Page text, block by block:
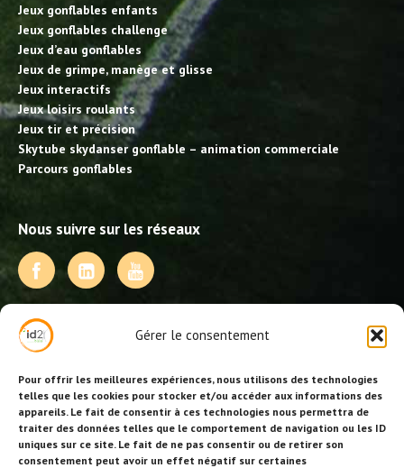
Gérer le consentement
Pour offrir les meilleures expériences, nous utilisons des technologies
telles que les cookies pour stocker et/ou accéder aux informations des
appareils. Le fait de consentir à ces technologies nous permettra de
traiter des données telles que le comportement de navigation ou les ID
uniques sur ce site. Le fait de ne pas consentir ou de retirer son
consentement peut avoir un effet négatif sur certaines
Jeux gonflables enfants
Jeux gonflables challenge
Jeux d’eau gonflables
Jeux de grimpe, manège et glisse
Jeux interactifs
Jeux loisirs roulants
Jeux tir et précision
Skytube skydanser gonflable – animation commerciale
Parcours gonflables
Nous suivre sur les réseaux
NOS PRESTATIONS
Activités, jeux et animations BDE
Animations événementielles
Animations EVJF – EVJG
Animations hôtellerie
Animations anniversaires
Collectivités, centres de loisirs et jeunesse